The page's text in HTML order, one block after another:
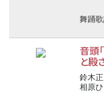
舞踊
音頭
と殿
鈴木
相原